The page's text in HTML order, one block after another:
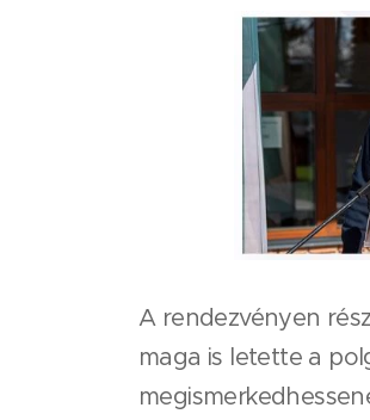
A rendezvényen
maga is letette a